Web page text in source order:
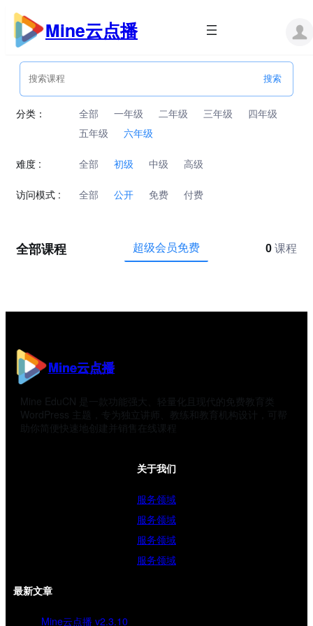
跳
内
Mine云点播
分类： 全部 一年级 二年级 三年级
四年级
五年级
六年级
难度 : 全部 初级 中级 高级
访问模式 : 全部 公开 免费 付费
全部课程 超级会员免费 0 课程
Mine云点播
Mine EduCN 是一款功能强大、轻量化且现代的免费教育类
WordPress 主题，专为独立讲师、教练和教育机构设计，可帮
助你简便快速地创建并销售在线课程
关于我们
服务领域
服务领域
服务领域
服务领域
最新文章
Mine云点播 v2.3.10